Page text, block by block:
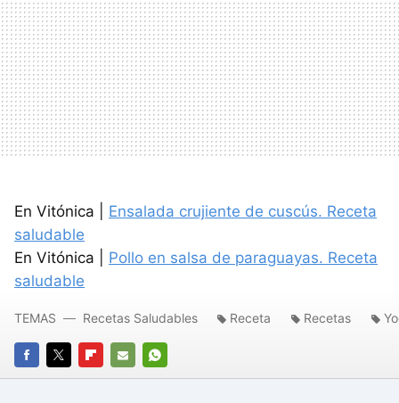
En Vitónica | Ensalada crujiente de cuscús. Receta
saludable
En Vitónica | Pollo en salsa de paraguayas. Receta
saludable
FACEBOOK
TWITTERFLIPBOARD
E-
WHATSAPP
TEMAS Recetas Saludables Receta Recetas